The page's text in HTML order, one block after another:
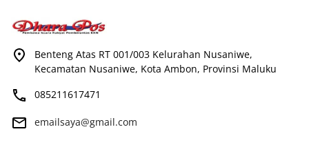
Benteng Atas RT 001/003 Kelurahan Nusaniwe,
Kecamatan Nusaniwe, Kota Ambon, Provinsi Maluku
085211617471
emailsaya@gmail.com